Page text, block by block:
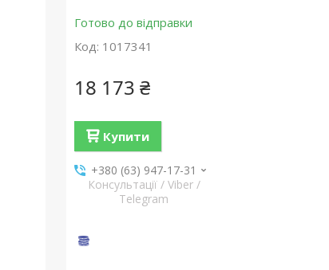
Готово до відправки
Код: 1017341
18 173 ₴
Купити
+380 (63) 947-17-31
Консультації / Viber /
Telegram